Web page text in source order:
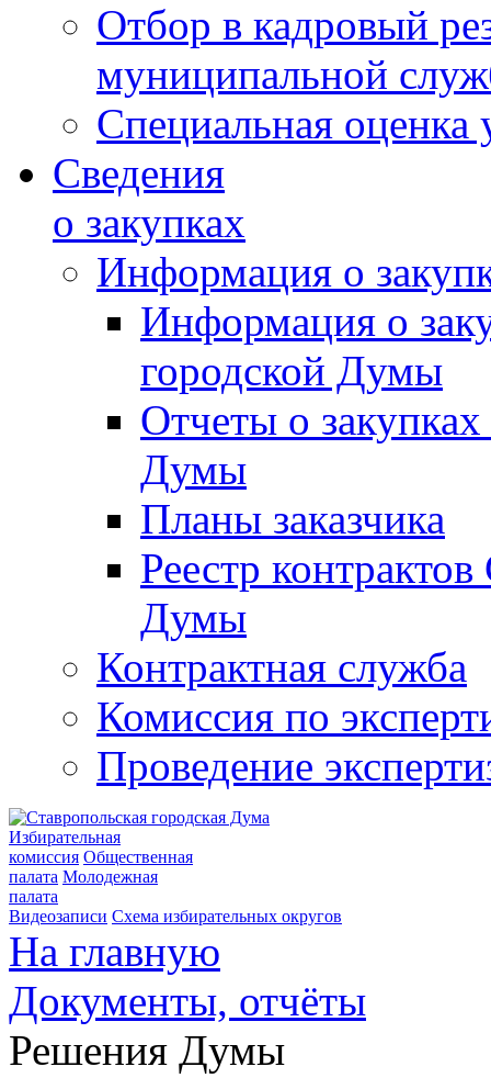
Отбор в кадровый
муниципальной
Специальная оценка
Сведения
о закупках
Информация о
Информация о
городской Думы
Отчеты о
Думы
Планы заказчика
Реестр
Думы
Контрактная служба
Комиссия по
Проведение
Избирательная
комиссия Общественная
палата Молодежная
палата
Видеозаписи Схема избирательных округов
На главную
Документы, отчёты
Решения Думы